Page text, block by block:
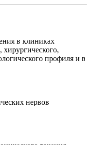
в клиниках
хирургического,
профиля и в
нервов